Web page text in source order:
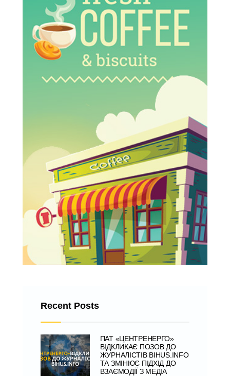
Recent Posts
ПАТ «ЦЕНТРЕНЕРГО»
ВІДКЛИКАЄ ПОЗОВ ДО
ЖУРНАЛІСТІВ BIHUS.INFO
ТА ЗМІНЮЄ ПІДХІД ДО
ВЗАЄМОДІЇ З МЕДІА